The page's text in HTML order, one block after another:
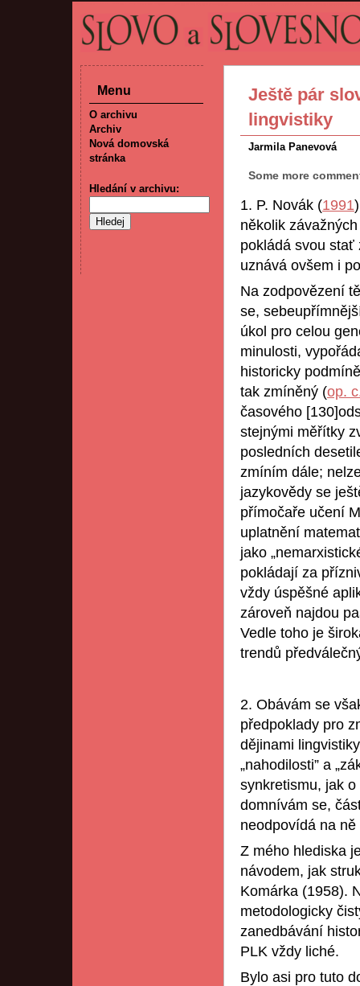
Ještě pár
lingvistiky
Jarmila Panevová
Some more
1. P. Novák (1991
několik
pokládá svou stať
uznává ovšem i
Na zodpovězení
se,
úkol pro celou
minulosti,
historicky
tak zmíněný (op.
časového
stejnými měřítky
posledních
zmíním dále;
jazykovědy se
přímočaře učení
uplatnění
jako
pokládají za
vždy úspěšné
zároveň najdou
Vedle toho je
trendů
2. Obávám se
předpoklady pro
dějinami
„nahodilosti” a
synkretismu, jak
domnívám se,
neodpovídá na ně
Z mého hlediska
návodem, jak
Komárka (1958).
metodologicky
zanedbávání
PLK vždy liché.
Bylo asi pro tuto
Menu
O archivu
Archiv
Nová domovská
stránka
Hledání v archivu: